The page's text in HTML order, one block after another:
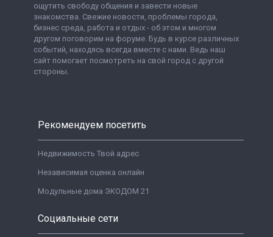
ощутить свободу общения и завести новые
знакомства. Свежие новости, проблемы города,
бизнес среда, работа и отдых - об этом и многом
другом поговорим на форуме. Будь в курсе различных
событий, находясь всегда вместе с нами. Ведь наш
сайт помогает посмотреть на свой город с другой
стороны.
Рекомендуем посетить
Недвижимость Твой адрес
Независимая оценка онлайн
Модульные дома ЭКОДОМ 21
Социальные сети